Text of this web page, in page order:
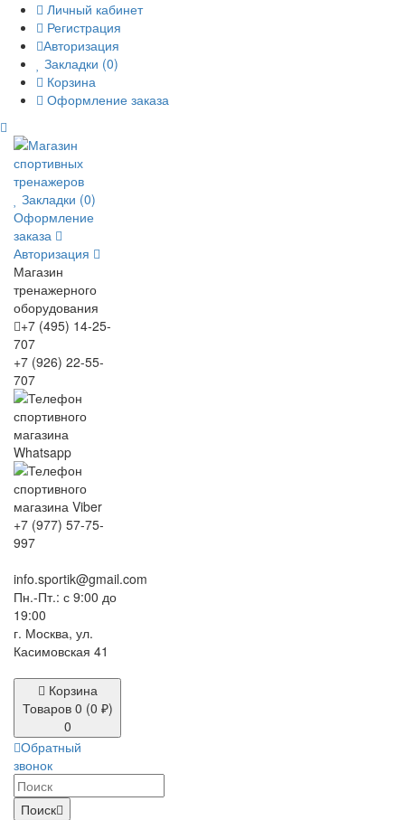
Личный кабинет
Регистрация
Авторизация
Закладки (0)
Корзина
Оформление заказа
Закладки (0)
Оформление
заказа
Авторизация
Магазин
тренажерного
оборудования
+7 (495) 14-25-
707
+7 (926) 22-55-
707
+7 (977) 57-75-
997
info.sportik@gmail.com
Пн.-Пт.: с 9:00 до
19:00
г. Москва, ул.
Касимовская 41
Корзина
Товаров 0 (0 ₽)
0
Обратный
звонок
Поиск